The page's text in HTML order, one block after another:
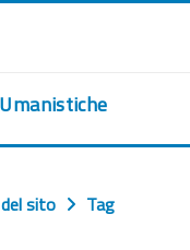
sito Tag